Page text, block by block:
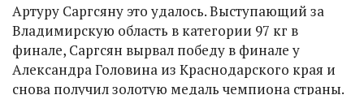
Артуру Саргсяну это удалось. Выступающий за
Владимирскую область в категории 97 кг в
финале, Саргсян вырвал победу в финале у
Александра Головина из Краснодарского края и
снова получил золотую медаль чемпиона страны.